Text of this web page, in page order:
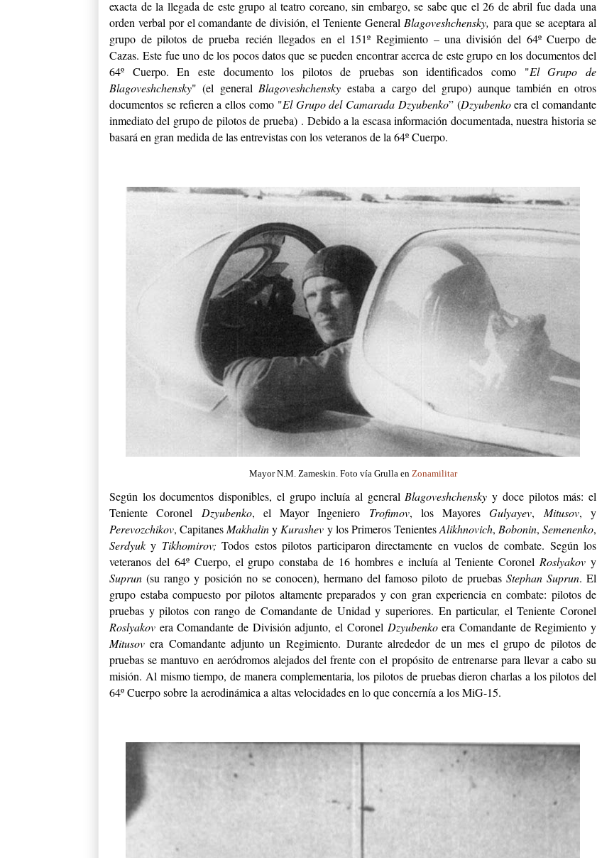
exacta de la llegada de este grupo al teatro coreano, sin embargo, se sabe que el 26 de abril fue dada una
orden verbal por el comandante de división, el Teniente General Blagoveshchensky, para que se aceptara al
grupo de pilotos de prueba recién llegados en el 151º Regimiento – una división del 64º Cuerpo de
Cazas.Este fue uno de los pocos datos que se pueden encontrar acerca de este grupo en los documentos del
64º Cuerpo. En este documento los pilotos de pruebas son identificados como "El Grupo de
Blagoveshchensky" (el general Blagoveshchensky estaba a cargo del grupo) aunque también en otros
documentos se refieren a ellos como "El Grupo del Camarada Dzyubenko” (Dzyubenkoera el comandante
inmediato del grupo de pilotos de prueba) . Debido a la escasa información documentada, nuestra historia se
basará en gran medida de las entrevistas con los veteranos de la 64º Cuerpo.
Mayor N.M. Zameskin. Foto vía Grulla en Zonamilitar
Según los documentos disponibles, el grupo incluía al general Blagoveshchenskyy doce pilotos más: el
Teniente Coronel Dzyubenko, el Mayor Ingeniero Trofimov, los MayoresGulyayev, Mitusov, y
Perevozchikov, Capitanes Makhaliny Kurashev y los Primeros TenientesAlikhnovich, Bobonin, Semenenko,
Serdyuky Tikhomirov;Todos estos pilotos participaron directamente en vuelos de combate. Según los
veteranos del 64º Cuerpo, el grupo constaba de 16 hombres e incluía al Teniente Coronel Roslyakov y
Suprun(su rango y posición no se conocen), hermano del famoso piloto de pruebas Stephan Suprun. El
grupo estaba compuesto por pilotos altamente preparados y con gran experiencia en combate: pilotos de
pruebas y pilotos con rango de Comandante de Unidad y superiores. En particular, el Teniente Coronel
Roslyakov era Comandante de División adjunto, el Coronel Dzyubenkoera Comandante de Regimiento y
Mitusovera Comandante adjunto un Regimiento.Durante alrededor de un mes el grupo de pilotos de
pruebas se mantuvo en aeródromos alejados del frente con el propósito de entrenarse para llevar a cabo su
misión. Al mismo tiempo, de manera complementaria, los pilotos de pruebas dieron charlas a los pilotos del
64º Cuerpo sobre la aerodinámica a altas velocidades en lo que concernía a los MiG-15.